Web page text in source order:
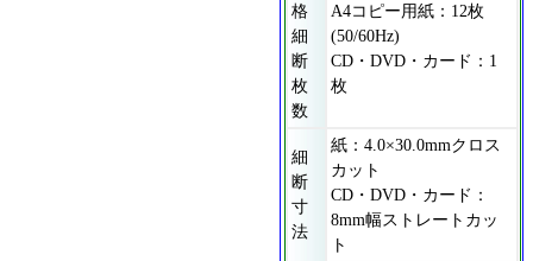
格
細
断
枚
数
A4コピー用紙：12枚
(50/60Hz)
CD・DVD・カード：1
枚
細
断
寸
法
紙：4.0×30.0mmクロス
カット
CD・DVD・カード：
8mm幅ストレートカッ
ト